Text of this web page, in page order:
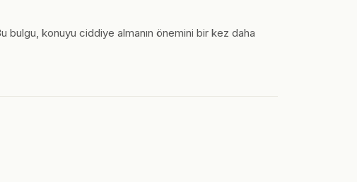
bulgu, konuyu ciddiye almanın önemini bir kez daha